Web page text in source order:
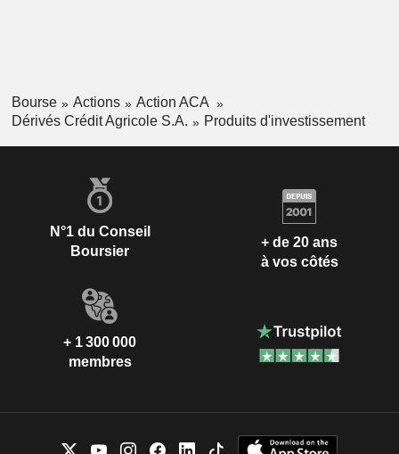
Bourse Actions
Action ACA
Dérivés Crédit Agricole S.A.
Produits d'investissement
N°1 du Conseil
Boursier
+ de 20 ans
à vos côtés
+ 1 300 000
membres